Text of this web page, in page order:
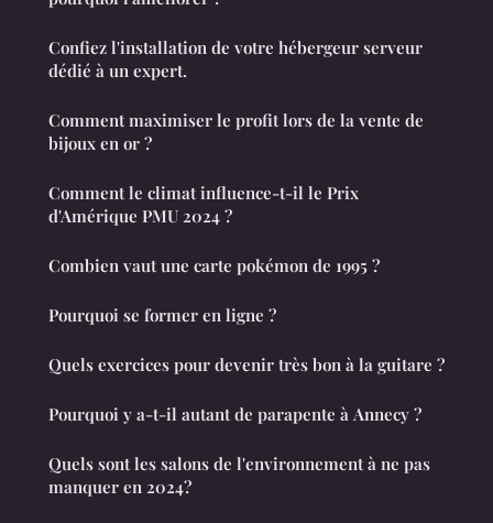
Confiez l'installation de votre hébergeur serveur
dédié à un expert.
Comment maximiser le profit lors de la vente de
bijoux en or ?
Comment le climat influence-t-il le Prix
d'Amérique PMU 2024 ?
Combien vaut une carte pokémon de 1995 ?
Pourquoi se former en ligne ?
Quels exercices pour devenir très bon à la guitare ?
Pourquoi y a-t-il autant de parapente à Annecy ?
Quels sont les salons de l'environnement à ne pas
manquer en 2024?